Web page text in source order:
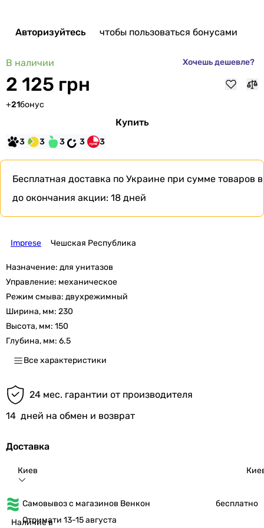
Авторизуйтесь чтобы пользоваться бонусами
В наличии Хочешь дешевле?
2 125 грн
+21бонус
Купить
3 3 3 3 3
Бесплатная доставка по Украине при сумме товаров
до окончания акции: 18 дней
Imprese Чешская Республика
Назначение: для унитазов
Управление: механическое
Режим смыва: двухрежимный
Ширина, мм: 230
Высота, мм: 150
Глубина, мм: 6.5
Все характеристики
24 мес. гарантии от производителя
14 дней на обмен и возврат
Доставка
Киев
Самовывоз с магазинов Венкон
бесплатно
Наличие в
Отримати 13-15 августа